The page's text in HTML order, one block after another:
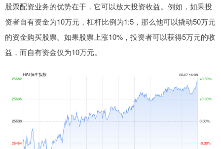
股票配资业务的优势在于，它可以放大投资收益。例如，如果投
资者自有资金为10万元，杠杆比例为1:5，那么他可以撬动50万元
的资金购买股票。如果股票上涨10%，投资者可以获得5万元的收
益，而自有资金仅为10万元。